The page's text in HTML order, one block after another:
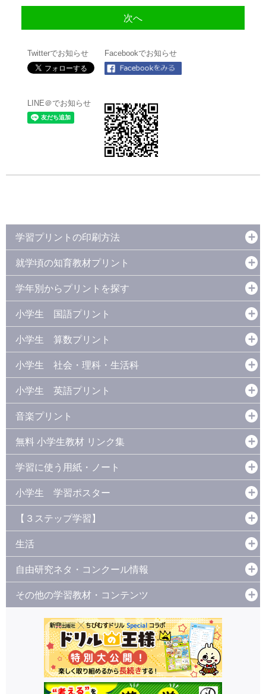
Twitterでお知らせ Facebookでお知らせ
LINE＠でお知らせ
学習プリントの印刷方法
就学頃の知育教材プリント
学年別からプリントを探す
小学生 国語プリント
小学生 算数プリント
小学生 社会・理科・生活科
小学生 英語プリント
音楽プリント
無料 小学生教材 リンク集
学習に使う用紙・ノート
小学生 学習ポスター
【３ステップ学習】
生活
自由研究ネタ・コンクール情報
その他の学習教材・コンテンツ